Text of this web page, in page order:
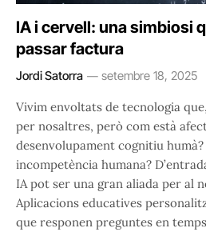
IA i cervell: una simbiosi
passar factura
Jordi Satorra setembre 18, 2025
Vivim envoltats de tecnologia
per nosaltres, però com està
desenvolupament cognitiu humà?
incompetència humana?
IA pot ser una gran aliada per al
Aplicacions educatives
que responen preguntes en